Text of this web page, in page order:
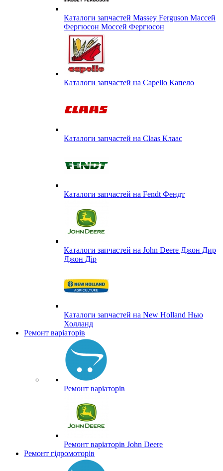
Каталоги запчастей Massey Ferguson Массей
Фергюсон Моссей Фергюсон
Каталоги запчастей на Capello Капело
Каталоги запчастей на Claas Клаас
Каталоги запчастей на Fendt Фендт
Каталоги запчастей на John Deere Джон Дир
Джон Дір
Каталоги запчастей на New Holland Нью
Холланд
Ремонт варіаторів
Ремонт варіаторів
Ремонт варіаторів John Deere
Ремонт гідромоторів